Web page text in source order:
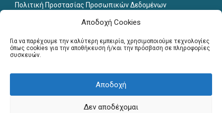
Αποδοχή Cookies
Για να παρέχουμε την καλύτερη εμπειρία, χρησιμοποιούμε τεχνολογίες
όπως cookies για την αποθήκευση ή/και την πρόσβαση σε πληροφορίες
συσκευών.
Αποδοχή
Δεν αποδέχομαι
Πολιτική Προστασίας Προσωπικών Δεδομένων
Για εκπαιδευτικούς
Εγγραφή
Γραφείο Διασύνδεσης